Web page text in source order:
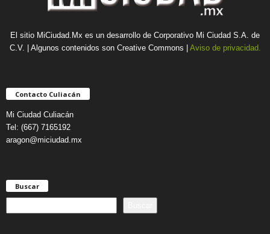
El sitio MiCiudad.Mx es un desarrollo de Corporativo Mi Ciudad S.A. de
C.V. | Algunos contenidos son Creative Commons | Aviso de privacidad.
Contacto Culiacán
Mi Ciudad Culiacán
Tel: (667) 7165192
aragon@miciudad.mx
Buscar
u